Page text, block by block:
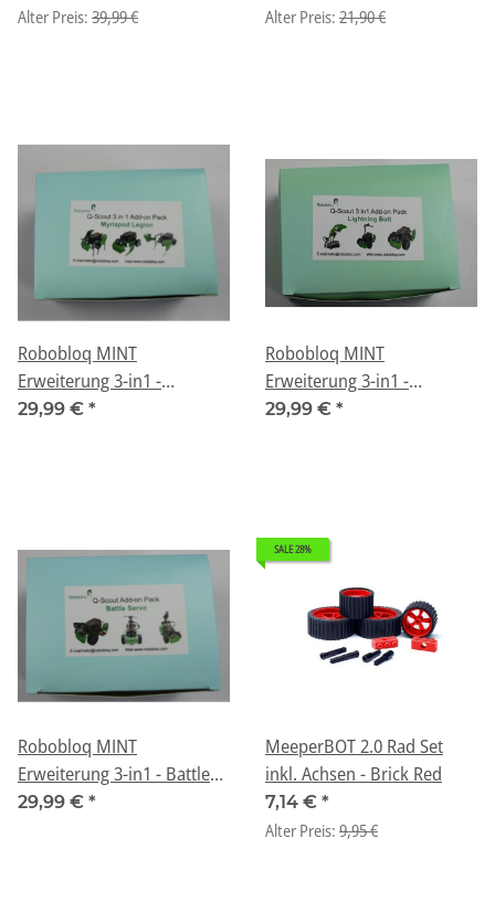
Alter Preis: 39,99 € Alter Preis: 21,90 €
Robobloq MINT
Erweiterung 3-in1 -
Myriapod Legion - passend
29,99 € *
Robobloq MINT
Erweiterung 3-in1 -
Lightning Bolt - passend für
29,99 € *
Robobloq MINT
Erweiterung 3-in1 - Battle
Servo Pack - passend für Q-
29,99 € *
SALE 28%
MeeperBOT 2.0 Rad Set
inkl. Achsen - Brick Red
7,14 € *
Alter Preis: 9,95 €